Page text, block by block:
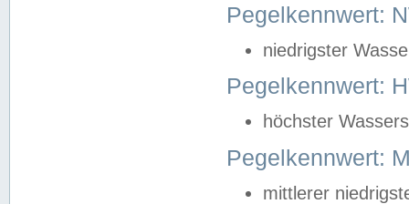
Pegelkennwert:
niedrigster
Pegelkennwert:
höchster
Pegelkennwert:
mittlerer